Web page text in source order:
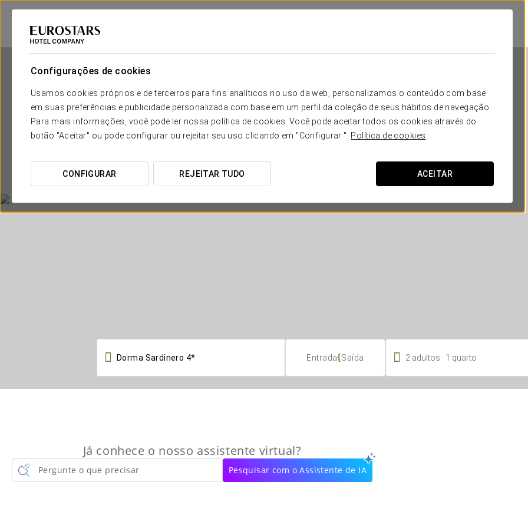
Configurações de cookies
Usamos cookies próprios e de terceiros para fins analíticos no uso da web, personalizamos o conteúdo com base
em suas preferências e publicidade personalizada com base em um perfil da coleção de seus hábitos de navegação.
Para mais informações, você pode ler nossa política de cookies. Você pode aceitar todos os cookies através do
botão "Aceitar" ou pode configurar ou rejeitar seu uso clicando em "Configurar ". Política de cookies
CONFIGURAR REJEITAR TUDO ACEITAR
Dorma Sardinero
SANTANDER
 Entrada{Saída  2 adultos 1 quarto
Já conhece o nosso assistente virtual?
Pergunte o que precisar Pesquisar com o Assistente de IA